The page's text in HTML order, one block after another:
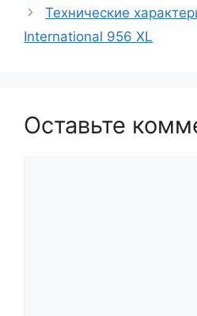
Технические
International 956 XL
Оставьте